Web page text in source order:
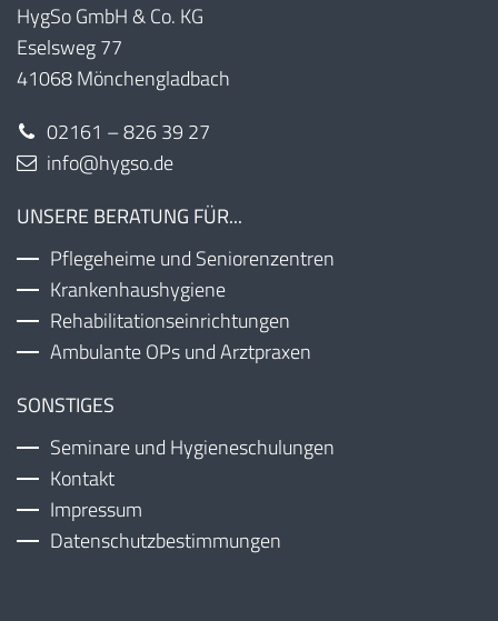
HygSo GmbH & Co. KG
Eselsweg 77
41068 Mönchengladbach
02161 – 826 39 27
info@hygso.de
UNSERE BERATUNG FÜR...
Pflegeheime und Seniorenzentren
Krankenhaushygiene
Rehabilitationseinrichtungen
Ambulante OPs und Arztpraxen
SONSTIGES
Seminare und Hygieneschulungen
Kontakt
Impressum
Datenschutzbestimmungen